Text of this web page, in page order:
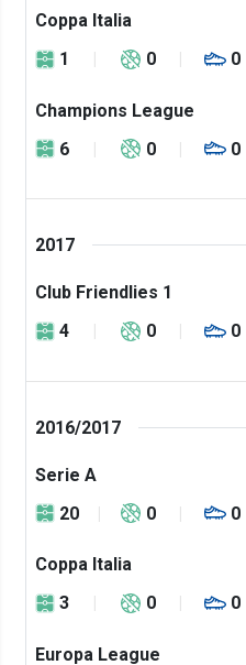
Coppa Italia
1
0 0
Champions League
6
0 0
2017
Club Friendlies 1
4
0 0
2016/2017
Serie A
20
0 0
Coppa Italia
3
0 0
Europa League